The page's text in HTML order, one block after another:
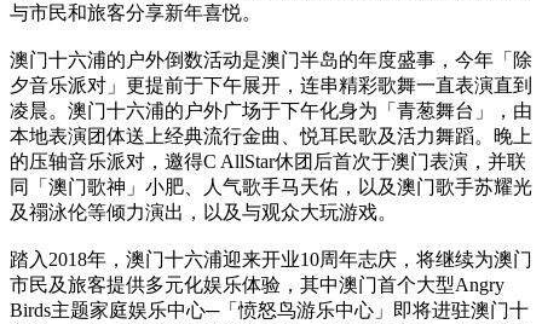
与市民和旅客分享新年喜悦。
澳门十六浦的户外倒数活动是澳门半岛的年度盛事，今年「除
夕音乐派对」更提前于下午展开，连串精彩歌舞一直表演直到
凌晨。澳门十六浦的户外广场于下午化身为「青葱舞台」，由
本地表演团体送上经典流行金曲、悦耳民歌及活力舞蹈。晚上
的压轴音乐派对，邀得C AllStar休团后首次于澳门表演，并联
同「澳门歌神」小肥、人气歌手马天佑，以及澳门歌手苏耀光
及禤泳伦等倾力演出，以及与观众大玩游戏。
踏入2018年，澳门十六浦迎来开业10周年志庆，将继续为澳门
市民及旅客提供多元化娱乐体验，其中澳门首个大型Angry
Birds主题家庭娱乐中心─「愤怒鸟游乐中心」即将进驻澳门十